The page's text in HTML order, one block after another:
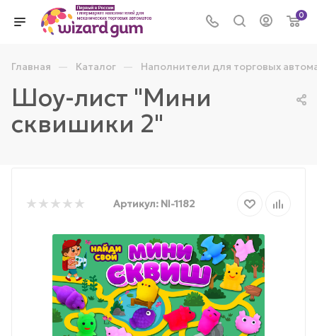
0
Главная — Каталог — Наполнители для торговых
Шоу-лист "Мини
сквишики 2"
Артикул: NI-1182